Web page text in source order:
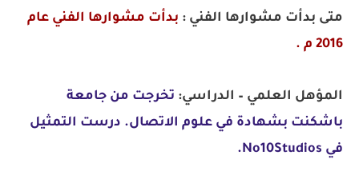
متى بدأت مشوارها الفني : بدأت مشوارها الفني عام
2016 م .
المؤهل العلمي – الدراسي: تخرجت من جامعة
باشكنت بشهادة في علوم الاتصال. درست التمثيل
في No10Studios.